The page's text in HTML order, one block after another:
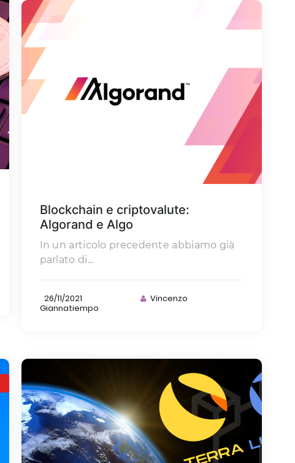
Blockchain e criptovalute:
Algorand e Algo
In un articolo precedente abbiamo già
parlato di...
26/11/2021
Vincenzo
Giannatiempo